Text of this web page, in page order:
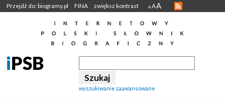
Przejdź do: biogramy.pl FINA zwiększ kontrast A AA
wyszukiwanie zaawansowane